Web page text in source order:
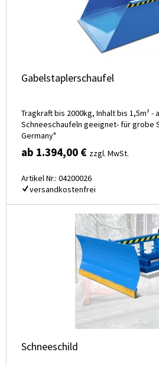
Gabelstaplerschaufel
Tragkraft bis 2000kg, Inhalt bis 1,5m³ -
Schneeschaufeln geeignet- für grobe
Germany"
ab 1.394,00 € zzgl. MwSt.
Artikel Nr.: 04200026
versandkostenfrei
Schneeschild